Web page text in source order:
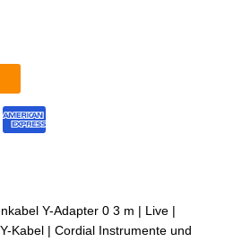
Y-Adapter 0 3 m | Live |
Kabel | Cordial Instrumente und